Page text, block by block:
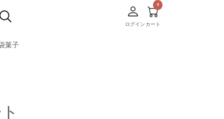
ログイン カート
菓子